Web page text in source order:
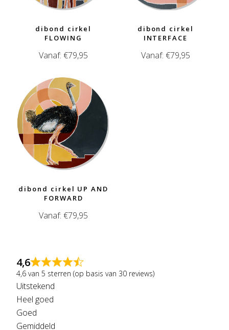
dibond cirkel
FLOWING
Vanaf:€79,95
dibond cirkel
INTERFACE
Vanaf: €79,95
dibond cirkel UP AND
FORWARD
Vanaf:€79,95
4,6
4,6 van 5 sterren (op basis van 30 reviews)
Uitstekend
Heel goed
Goed
Gemiddeld